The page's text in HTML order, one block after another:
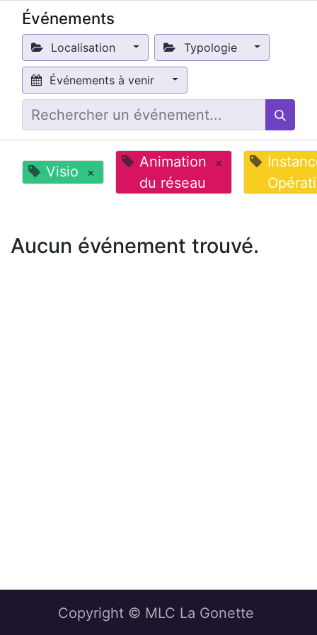
Événements
Localisation Typologie
Événements à venir
Visio ×
Animation
du réseau
×
Aucun événement trouvé.
Copyright © MLC La Gonette